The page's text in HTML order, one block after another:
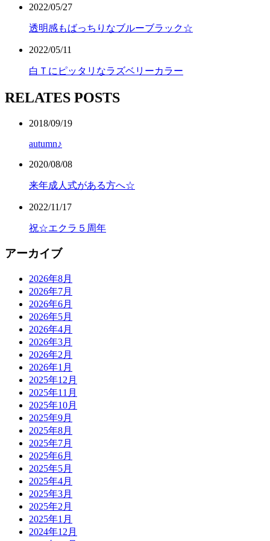
2022/05/27
透明感もばっちりなブルーブラック☆
2022/05/11
白Ｔにピッタリなラズベリーカラー
RELATES POSTS
2018/09/19
autumn♪
2020/08/08
来年成人式がある方へ☆
2022/11/17
祝☆エクラ５周年
アーカイブ
2026年8月
2026年7月
2026年6月
2026年5月
2026年4月
2026年3月
2026年2月
2026年1月
2025年12月
2025年11月
2025年10月
2025年9月
2025年8月
2025年7月
2025年6月
2025年5月
2025年4月
2025年3月
2025年2月
2025年1月
2024年12月